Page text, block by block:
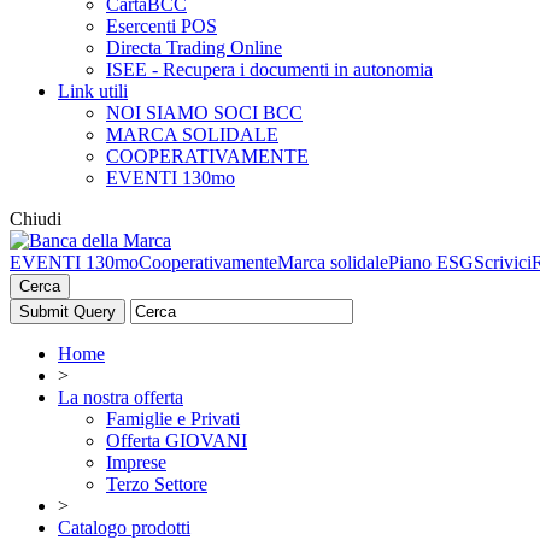
CartaBCC
Esercenti POS
Directa Trading Online
ISEE - Recupera i documenti in autonomia
Link utili
NOI SIAMO SOCI BCC
MARCA SOLIDALE
COOPERATIVAMENTE
EVENTI 130mo
Chiudi
EVENTI 130moCooperativamenteMarca solidalePiano ESGScrivici
Cerca
Home
>
La nostra offerta
Famiglie e Privati
Offerta GIOVANI
Imprese
Terzo Settore
>
Catalogo prodotti